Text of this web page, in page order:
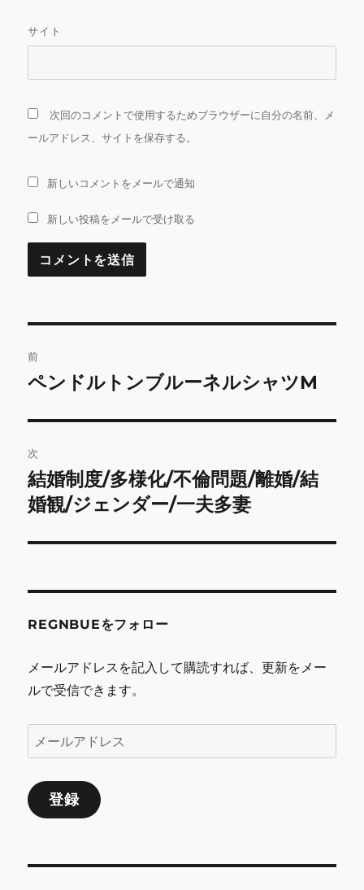
サイト
次回のコメントで使用するためブラウザーに自分の名前、メ
ールアドレス、サイトを保存する。
新しいコメントをメールで通知
新しい投稿をメールで受け取る
稿
ビ
ゲ
ー
シ
ン
前
前
投
稿:
ペンドルトンブルーネルシャツM
次
次
の
稿:
結婚制度/多様化/不倫問題/離婚/結
婚観/ジェンダー/一夫多妻
REGNBUEをフォロー
メールアドレスを記入して購読すれば、更新をメー
ルで受信できます。
ー
ル
ア
ス
登録